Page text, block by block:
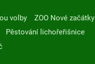
volby
ZOO Nové začátky
Pěstování lichořeřišnice